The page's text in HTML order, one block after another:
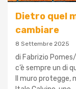
Dietro quel
cambiare
8 Settembre 2025
di Fabrizio
c’è sempre un di
Il muro